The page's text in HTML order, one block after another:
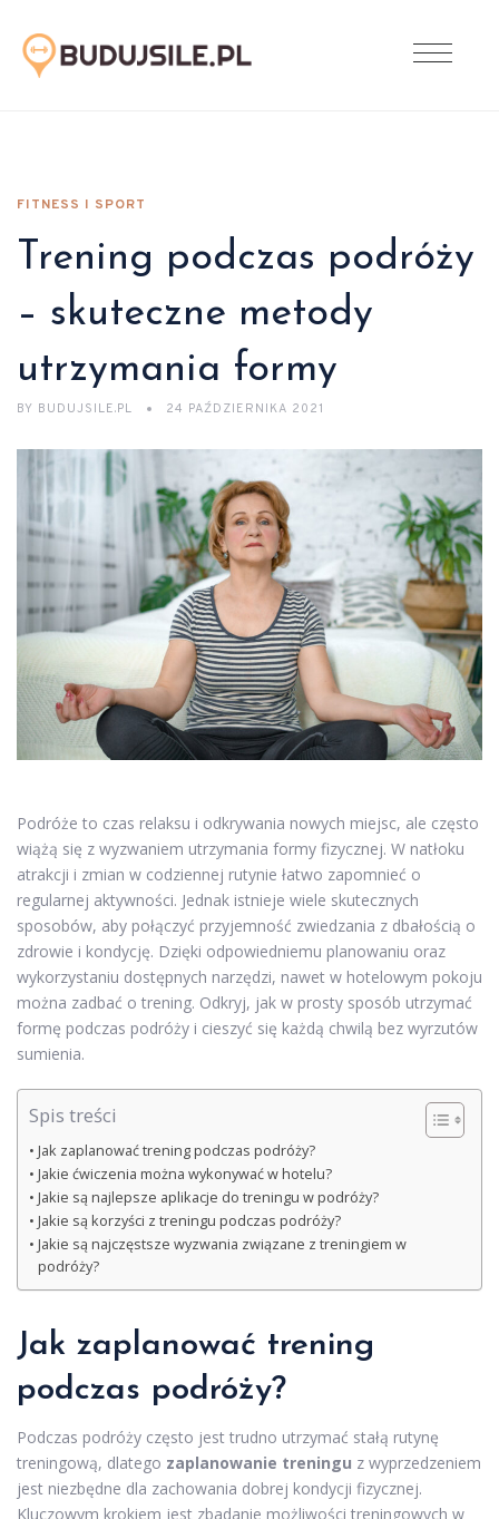
FITNESS I SPORT
Trening podczas podróży
– skuteczne metody
utrzymania formy
BY BUDUJSILE.PL 24 PAŹDZIERNIKA 2021
Podróże to czas relaksu i odkrywania nowych miejsc, ale często
wiążą się z wyzwaniem utrzymania formy fizycznej. W natłoku
atrakcji i zmian w codziennej rutynie łatwo zapomnieć o
regularnej aktywności. Jednak istnieje wiele skutecznych
sposobów, aby połączyć przyjemność zwiedzania z dbałością o
zdrowie i kondycję. Dzięki odpowiedniemu planowaniu oraz
wykorzystaniu dostępnych narzędzi, nawet w hotelowym pokoju
można zadbać o trening. Odkryj, jak w prosty sposób utrzymać
formę podczas podróży i cieszyć się każdą chwilą bez wyrzutów
sumienia.
Spis treści
Jak zaplanować trening podczas podróży?
Jakie ćwiczenia można wykonywać w hotelu?
Jakie są najlepsze aplikacje do treningu w podróży?
Jakie są korzyści z treningu podczas podróży?
Jakie są najczęstsze wyzwania związane z treningiem w
podróży?
Jak zaplanować trening
podczas podróży?
Podczas podróży często jest trudno utrzymać stałą rutynę
treningową, dlatego zaplanowanie treningu z wyprzedzeniem
jest niezbędne dla zachowania dobrej kondycji fizycznej.
Kluczowym krokiem jest zbadanie możliwości treningowych w